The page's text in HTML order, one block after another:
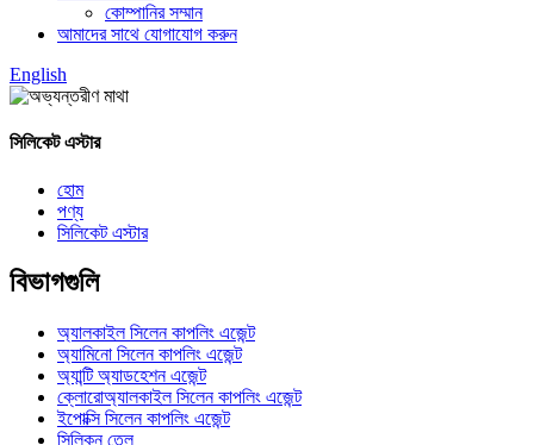
কোম্পানির সম্মান
আমাদের সাথে যোগাযোগ করুন
English
সিলিকেট এস্টার
হোম
পণ্য
সিলিকেট এস্টার
বিভাগগুলি
অ্যালকাইল সিলেন কাপলিং এজেন্ট
অ্যামিনো সিলেন কাপলিং এজেন্ট
অ্যান্টি অ্যাডহেশন এজেন্ট
ক্লোরোঅ্যালকাইল সিলেন কাপলিং এজেন্ট
ইপোক্সি সিলেন কাপলিং এজেন্ট
সিলিকন তেল